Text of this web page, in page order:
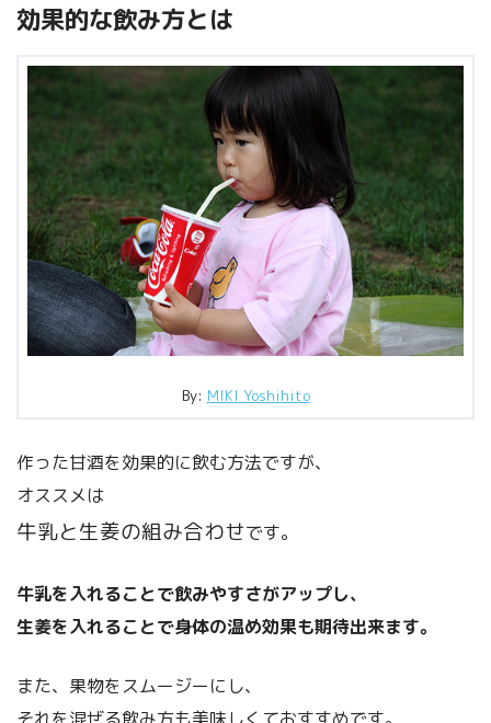
効果的な飲み方とは
By: MIKI Yoshihito
作った甘酒を効果的に飲む方法ですが、
オススメは
牛乳と生姜の組み合わせです。
牛乳を入れることで飲みやすさがアップし、
生姜を入れることで身体の温め効果も期待出来ます。
また、果物をスムージーにし、